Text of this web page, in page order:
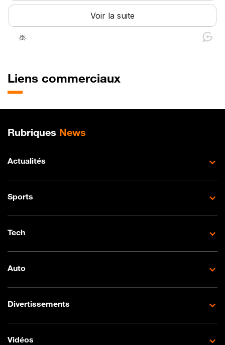
Liens commerciaux
Plan de site
Rubriques News
Actualités
Sports
Tech
Auto
Divertissements
Vidéos